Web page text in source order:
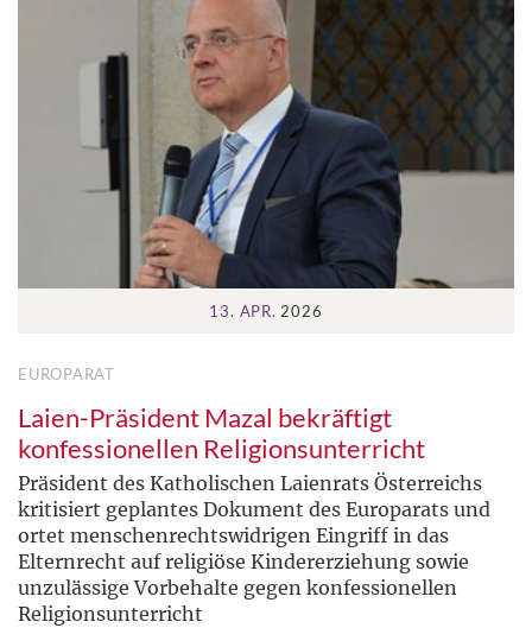
13. APR. 2026
EUROPARAT
Laien-Präsident Mazal bekräftigt
konfessionellen Religionsunterricht
Präsident des Katholischen Laienrats Österreichs
kritisiert geplantes Dokument des Europarats und
ortet menschenrechtswidrigen Eingriff in das
Elternrecht auf religiöse Kindererziehung sowie
unzulässige Vorbehalte gegen konfessionellen
Religionsunterricht